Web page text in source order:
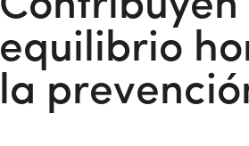
equilibrio
la